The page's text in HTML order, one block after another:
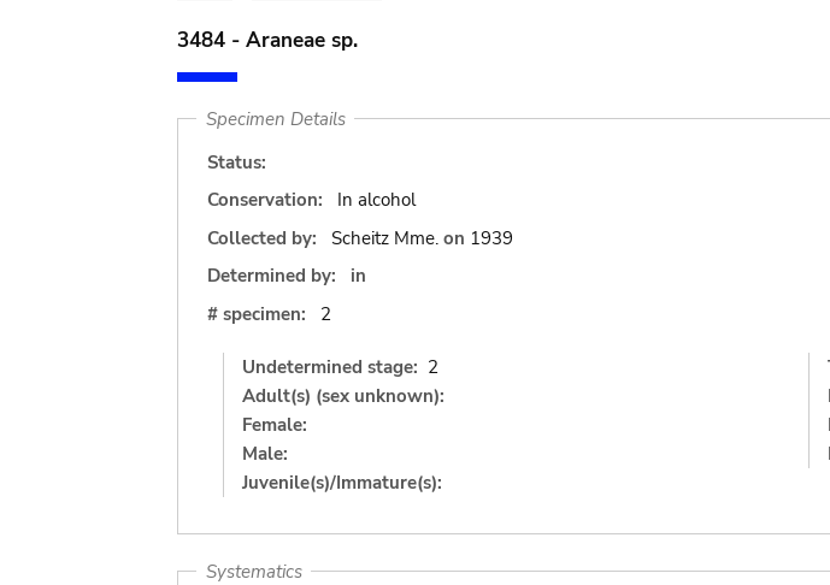
3484 - Araneae sp.
Specimen Details
Status:
Conservation:
In alcohol
Collected by:
Scheitz Mme. on 1939
Determined by:
in
# specimen:
2
Undetermined stage: 2
Adult(s) (sex unknown):
Female:
Male:
Juvenile(s)/Immature(s):
Systematics